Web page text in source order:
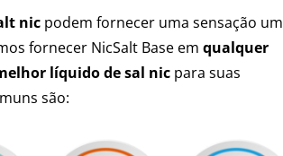
nicpodem fornecer uma sensação um
fornecer NicSalt Base em qualquer
líquido de sal nicpara suas
são: